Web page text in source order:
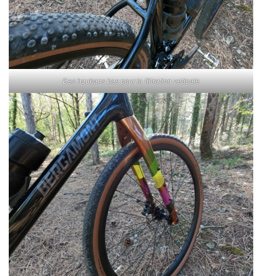
Des haubans bas pour la filtration veticale